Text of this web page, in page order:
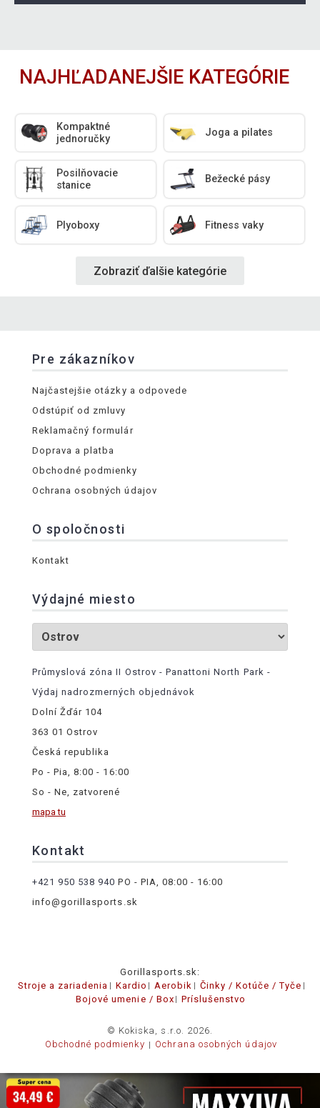
NAJHĽADANEJŠIE KATEGÓRIE
Kompaktné
jednoručky
Joga a pilates
Posilňovacie
stanice
Bežecké pásy
Plyoboxy Fitness vaky
Zobraziť ďalšie kategórie
Pre zákazníkov
Najčastejšie otázky a odpovede
Odstúpiť od zmluvy
Reklamačný formulár
Doprava a platba
Obchodné podmienky
Ochrana osobných údajov
O spoločnosti
Kontakt
Výdajné miesto
Průmyslová zóna II Ostrov - Panattoni North Park -
Výdaj nadrozmerných objednávok
Dolní Žďár 104
363 01 Ostrov
Česká republika
Po - Pia, 8:00 - 16:00
So - Ne, zatvorené
mapa tu
Kontakt
+421 950 538 940 PO - PIA, 08:00 - 16:00
info@gorillasports.sk
Gorillasports.sk:
Stroje a zariadenia
Kardio Aerobik
Činky / Kotúče / Tyče
Bojové umenie / Box
Príslušenstvo
© Kokiska, s.r.o. 2026.
Obchodné podmienky
Ochrana osobných údajov